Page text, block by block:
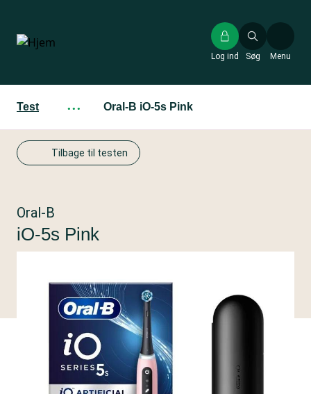
hovedindhold
Søg
Log ind Menu
Test ··· Oral-B iO-5s Pink
Tilbage til testen
Oral-B
iO-5s Pink